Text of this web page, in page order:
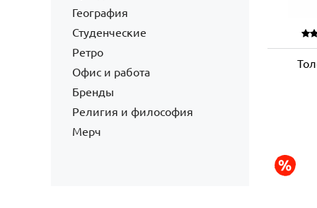
География
Студенческие
Ретро
Офис и работа
Бренды
Религия и философия
Мерч